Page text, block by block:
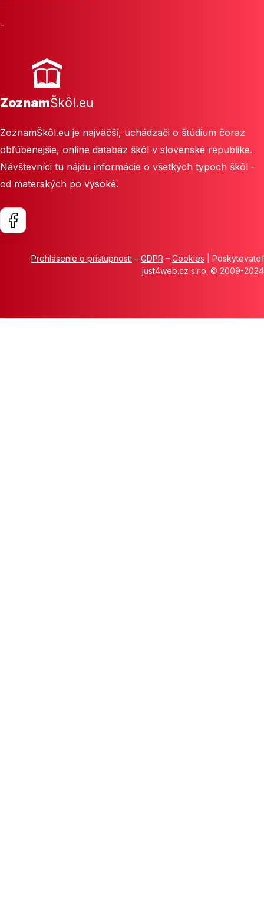
-
ZoznamŠkôl.eu
ZoznamŠkôl.eu je najväčší, uchádzači o štúdium čoraz
obľúbenejšie, online databáz škôl v slovenské republike.
Návštevníci tu nájdu informácie o všetkých typoch škôl -
od materských po vysoké.
Prehlásenie o prístupnosti – GDPR – Cookies | Poskytovateľ
just4web.cz s.r.o. © 2009-2024